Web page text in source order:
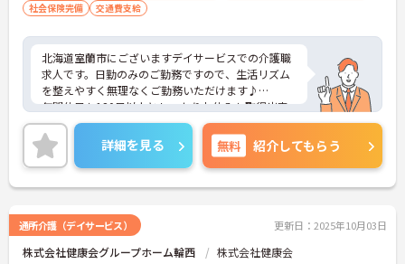
社会保険完備
交通費支給
北海道室蘭市にございますデイサービスでの介護職
求人です。日勤のみのご勤務ですので、生活リズム
を整えやすく無理なくご勤務いただけます♪
年間休日も120日以上としっかりお休みも取得出来
るので、ワークライフバランスを大切にしたい方に
オススメです★
ご興味のある方は、マイナビ介護職までお問い合わ
せください。
詳細を見る 無料 紹介してもらう
通所介護（デイサービス） 更新日：2025年10月03日
株式会社健康会グループホーム輪西 株式会社健康会